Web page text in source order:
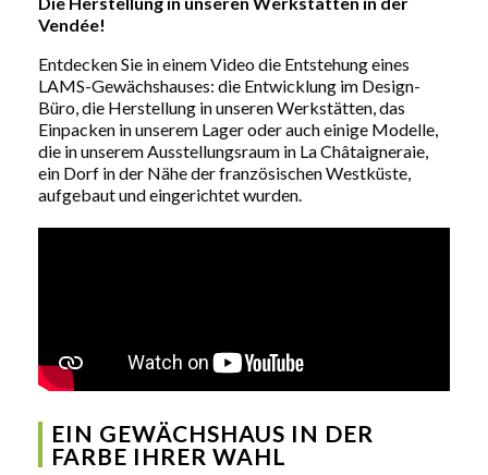
Vendée!
Entdecken Sie in einem Video die Entstehung eines
LAMS-Gewächshauses: die Entwicklung im Design-
Büro, die Herstellung in unseren Werkstätten, das
Einpacken in unserem Lager oder auch einige Modelle,
die in unserem Ausstellungsraum in La Châtaigneraie,
ein Dorf in der Nähe der französischen Westküste,
aufgebaut und eingerichtet wurden.
EIN GEWÄCHSHAUS IN DER
FARBE IHRER WAHL